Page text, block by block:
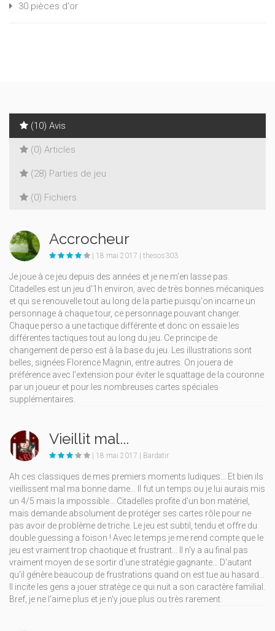
30 pièces d'or
(10) Avis
(0) Articles
(28) Parties de jeu
(0) Fichiers
Accrocheur
| 18 mai 2017 | thesos303
Je joue à ce jeu depuis des années et je ne m'en lasse pas.
Citadelles est un jeu d'1h environ, avec de très bonnes mécaniques
et qui se renouvelle tout au long de la partie puisqu'on incarne un
personnage à chaque tour, ce personnage pouvant changer.
Chaque perso a une tactique différente et donc on essaie les
différentes tactiques tout au long du jeu. Ce principe de
changement de perso est à la base du jeu. Les illustrations sont
belles, signées Florence Magnin, entre autres. On jouera de
préférence avec l'extension pour éviter le squattage de la couronne
par un joueur et pour les nombreuses cartes spéciales
supplémentaires.
Vieillit mal...
| 18 mai 2017 | Bardatir
Ah ces classiques de mes premiers moments ludiques... Et bien ils
vieillissent mal ma bonne dame... Il fut un temps ou je lui aurais mis
un 4/5 mais la impossible... Citadelles profite d'un bon matériel,
mais demande absolument de protéger ses cartes rôle pour ne
pas avoir de problème de triche. Le jeu est subtil, tendu et offre du
double guessing a foison ! Avec le temps je me rend compte que le
jeu est vraiment trop chaotique et frustrant... Il n'y a au final pas
vraiment moyen de se sortir d'une stratégie gagnante... D'autant
qu'il génère beaucoup de frustrations quand on est tue au hasard...
Il incite les gens a jouer stratège ce qui nuit a son caractère familial.
Bref, je ne l'aime plus et je n'y joue plus ou très rarement.